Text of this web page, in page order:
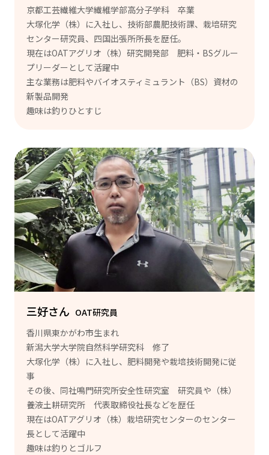
京都工芸繊維大学繊維学部高分子学科 卒業
大塚化学（株）に入社し、技術部農肥技術課、栽培研究
センター研究員、四国出張所所長を歴任。
現在はOATアグリオ（株）研究開発部 肥料・BSグルー
プリーダーとして活躍中
主な業務は肥料やバイオスティミュラント（BS）資材の
新製品開発
趣味は釣りひとすじ
三好さん OAT研究員
香川県東かがわ市生まれ
新潟大学大学院自然科学研究科 修了
大塚化学（株）に入社し、肥料開発や栽培技術開発に従
事
その後、同社鳴門研究所安全性研究室 研究員や（株）
養液土耕研究所 代表取締役社長などを歴任
現在はOATアグリオ（株）栽培研究センターのセンター
長として活躍中
趣味は釣りとゴルフ